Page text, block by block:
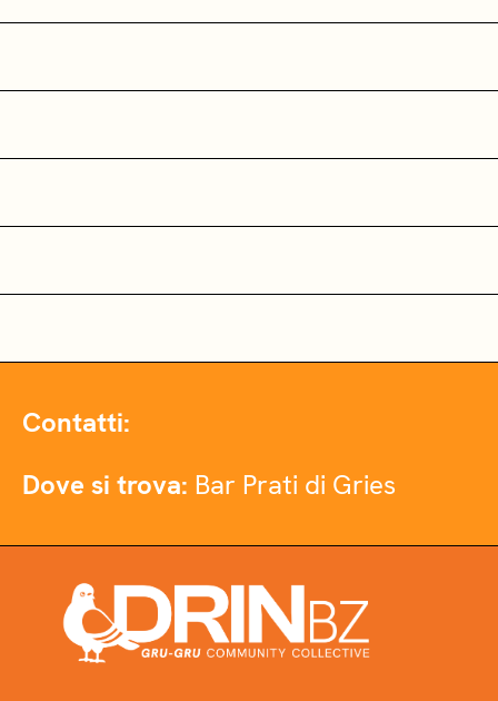
Contatti:
Dove si trova: Bar Prati di Gries